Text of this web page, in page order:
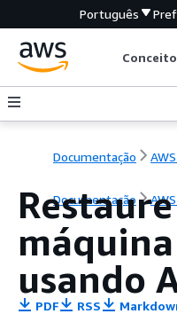
Português
Documentação
Documentação
usando
PDF RSS